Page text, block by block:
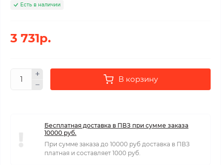
Есть в наличии
3 731р.
В корзину
Бесплатная доставка в ПВЗ при сумме заказа
10000 руб.
При сумме заказа до 10000 руб доставка в ПВЗ
платная и составляет 1000 руб.